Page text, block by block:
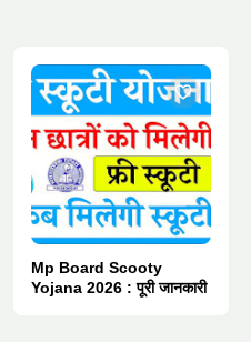
Mp Board Scooty
Yojana 2026 : पूरी जानकारी